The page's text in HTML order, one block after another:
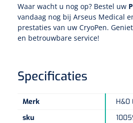
Longfunctie
Diversen
Software
Alcoholmeter
Sondeerset
Hecht- & hechtverwijdersets
Chronische
Waar wacht u nog op? Bestel uw
vandaag nog bij Arseus Medical
prestaties van uw CryoPen.
en betrouwbare service!
Specificaties
Merk
H&0
sku